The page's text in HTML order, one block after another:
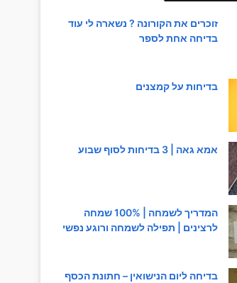
זוכרים את הקורונה ? נשארה לי עוד
בדיחה אחת לספר
בדיחות על קמצנים
אמא גאה | 3 בדיחות לסוף שבוע
המדריך לשמחה | 100% שמחה
לרצינים | תפילה לשמחה ורוגע נפשי
בדיחה ליום הנישואין – חתונת הכסף